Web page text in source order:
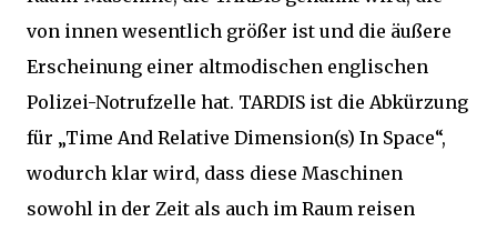
von innen wesentlich größer ist und die äußere
Erscheinung einer altmodischen englischen
Polizei-Notrufzelle hat. TARDIS ist die Abkürzung
für „Time And Relative Dimension(s) In Space“,
wodurch klar wird, dass diese Maschinen
sowohl in der Zeit als auch im Raum reisen